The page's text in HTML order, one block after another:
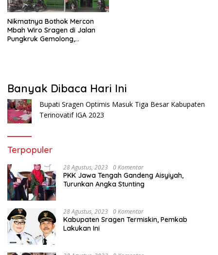
Nikmatnya Bothok Mercon
Mbah Wiro Sragen di Jalan
Pungkruk Gemolong,
Banyak Dibaca Hari Ini
Bupati Sragen Optimis Masuk Tiga Besar Kabupaten
Terinovatif IGA 2023
Terpopuler
28 Agustus, 2023 0 Komentar
PKK Jawa Tengah Gandeng Aisyiyah,
Turunkan Angka Stunting
28 Agustus, 2023 0 Komentar
Kabupaten Sragen Termiskin, Pemkab
Lakukan Ini